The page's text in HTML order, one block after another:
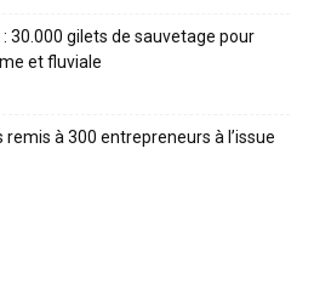
30.000 gilets de sauvetage pour
et fluviale
remis à 300 entrepreneurs à l’issue